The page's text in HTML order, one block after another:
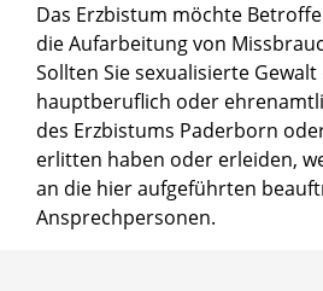
Das Erzbistum möchte
die Aufarbeitung von
Sollten Sie sexualisierte
hauptberuflich oder
des Erzbistums Paderborn
erlitten haben oder erleiden,
an die hier aufgeführten
Ansprechpersonen.